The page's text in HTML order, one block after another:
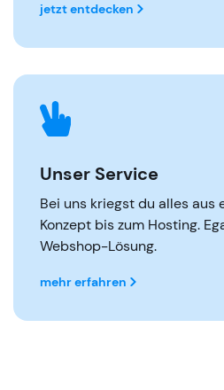
jetzt entdecken
Unser Service
Bei uns kriegst du alles aus
Konzept bis zum Hosting.
Webshop-Lösung.
mehr erfahren